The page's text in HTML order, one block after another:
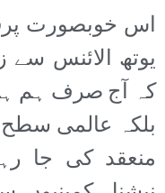
اس خوبصورت
یوتھ الائنس سے
کہ آج صرف ہم
بلکہ عالمی
منعقد کی جا